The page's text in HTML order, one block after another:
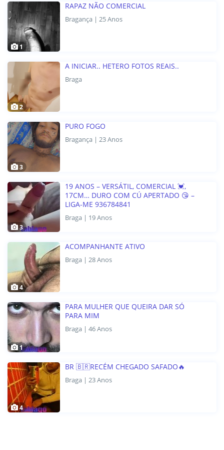
1
RAPAZ NÃO COMERCIAL
Bragança | 25 Anos
2
A INICIAR.. HETERO FOTOS REAIS..
Braga
3
PURO FOGO
Bragança | 23 Anos
3
19 ANOS – VERSÁTIL, COMERCIAL 💓,
17CM… DURO COM CÚ APERTADO 😘 –
LIGA-ME 936784841
Braga | 19 Anos
4
ACOMPANHANTE ATIVO
Braga | 28 Anos
1
PARA MULHER QUE QUEIRA DAR SÓ
PARA MIM
Braga | 46 Anos
4
BR 🇧🇷RECÉM CHEGADO SAFADO🔥
Braga | 23 Anos